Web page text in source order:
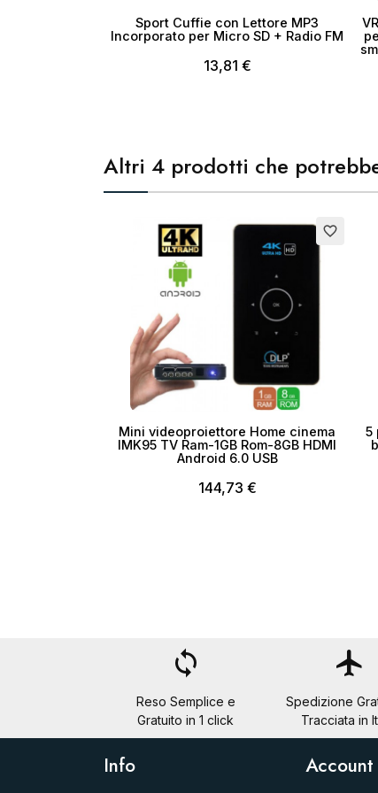
Sport Cuffie con Lettore MP3
Incorporato per Micro SD + Radio FM
13,81 €
Altri 4 prodotti che
Esaurito favorite_border
Mini videoproiettore Home cinema
IMK95 TV Ram-1GB Rom-8GB HDMI
Android 6.0 USB
144,73 €
5
loop
Reso Semplice e
Gratuito in 1 click
flight
Spedizione
Tracciata in
Info Account